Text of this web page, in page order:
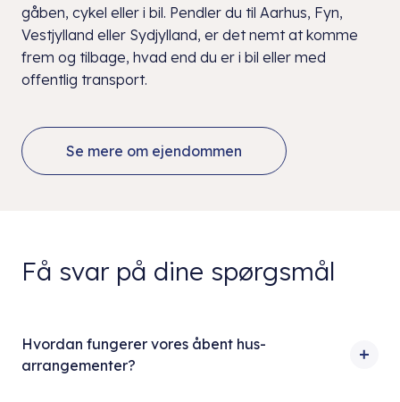
gåben, cykel eller i bil. Pendler du til Aarhus, Fyn,
Vestjylland eller Sydjylland, er det nemt at komme
frem og tilbage, hvad end du er i bil eller med
offentlig transport.
Se mere om ejendommen
Få svar på dine spørgsmål
Hvordan fungerer vores åbent hus-
arrangementer?